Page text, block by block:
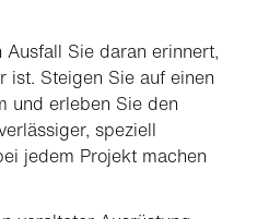
Sie daran erinnert,
ist. Steigen Sie auf einen
und erleben Sie den
speziell
jedem Projekt machen